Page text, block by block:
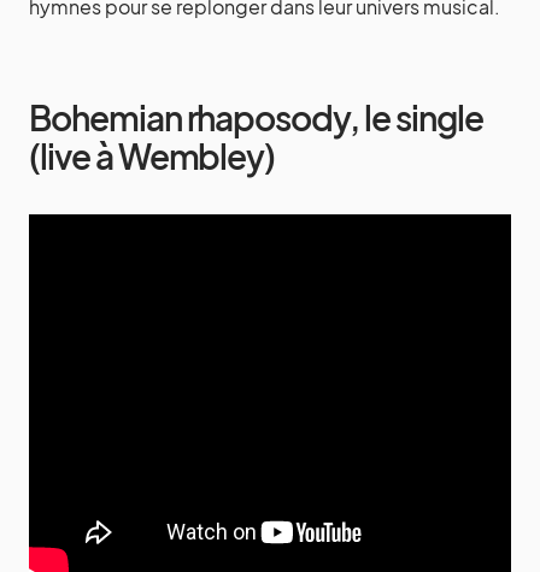
hymnes pour se replonger dans leur univers musical.
Bohemian rhaposody, le single
(live à Wembley)